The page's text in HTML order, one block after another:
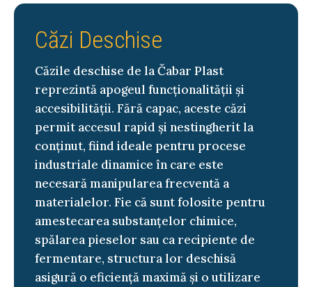
Căzi Deschise
Căzile deschise de la Čabar Plast
reprezintă apogeul funcționalității și
accesibilității. Fără capac, aceste căzi
permit accesul rapid și nestingherit la
conținut, fiind ideale pentru procese
industriale dinamice în care este
necesară manipularea frecventă a
materialelor. Fie că sunt folosite pentru
amestecarea substanțelor chimice,
spălarea pieselor sau ca recipiente de
fermentare, structura lor deschisă
asigură o eficiență maximă și o utilizare